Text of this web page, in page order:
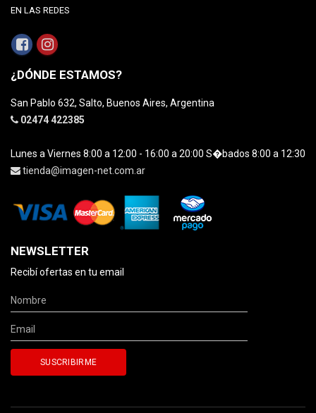
EN LAS REDES
¿DÓNDE ESTAMOS?
San Pablo 632, Salto, Buenos Aires, Argentina
02474 422385
Lunes a Viernes 8:00 a 12:00 - 16:00 a 20:00 S�bados 8:00 a 12:30
tienda@imagen-net.com.ar
NEWSLETTER
Recibí ofertas en tu email